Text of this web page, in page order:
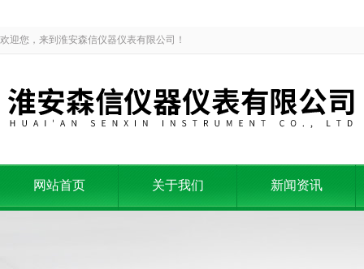
欢迎您，来到淮安森信仪器仪表有限公司！
网站首页 关于我们 新闻资讯